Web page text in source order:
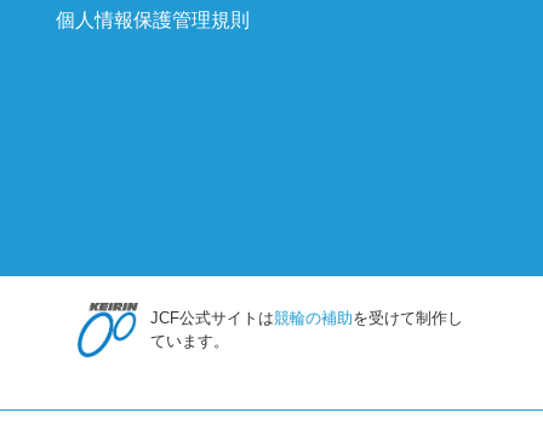
個人情報保護管理規則
JCF公式サイトは競輪の補助を受けて制作し
ています。